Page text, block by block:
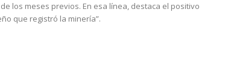
los meses previos. En esa línea, destaca el positivo
que registró la minería”.